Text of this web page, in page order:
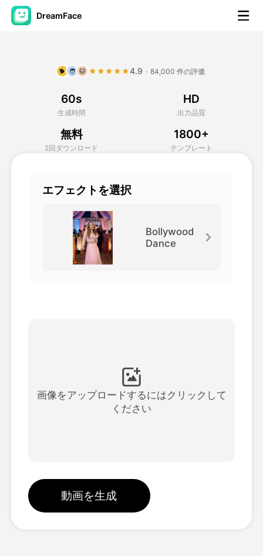
DreamFace
アバター動画
製品ニュース製品案内会社案内
人工知能の写真
すべてのテンプレートを見る
ブログ
🐕 🧑 🐱 ★★★★★4.9 · 84,000 件の評価
60s
生成時間
HD
出力品質
無料
2回ダウンロード
1800+
テンプレート
エフェクトを選択
Bollywood
Dance
画像をアップロードするにはクリックして
ください
動画を生成